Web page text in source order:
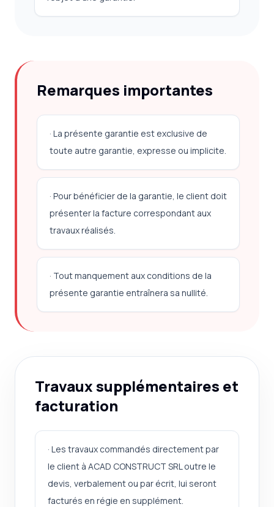
Remarques importantes
· La présente garantie est exclusive de
toute autre garantie, expresse ou implicite.
· Pour bénéficier de la garantie, le client doit
présenter la facture correspondant aux
travaux réalisés.
· Tout manquement aux conditions de la
présente garantie entraînera sa nullité.
Travaux supplémentaires et
facturation
· Les travaux commandés directement par
le client à ACAD CONSTRUCT SRL outre le
devis, verbalement ou par écrit, lui seront
facturés en régie en supplément.